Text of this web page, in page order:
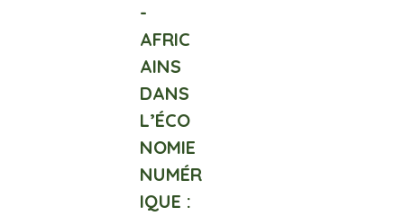
-
AFRIC
AINS
DANS
L’ÉCO
NOMIE
NUMÉR
IQUE :